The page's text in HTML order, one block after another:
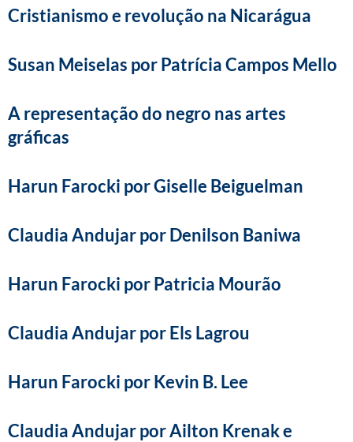
Cristianismo e revolução na Nicarágua
Susan Meiselas por Patrícia Campos Mello
A representação do negro nas artes
gráficas
Harun Farocki por Giselle Beiguelman
Claudia Andujar por Denilson Baniwa
Harun Farocki por Patricia Mourão
Claudia Andujar por Els Lagrou
Harun Farocki por Kevin B. Lee
Claudia Andujar por Ailton Krenak e